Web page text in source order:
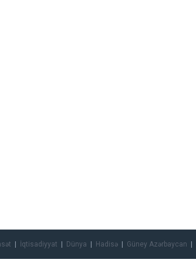
İqtisadiyyat Dünya Hadisə Güney Azərbaycan